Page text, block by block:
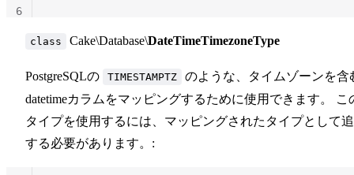
6
class Cake\Database\DateTimeTimezoneType
PostgreSQLの TIMESTAMPTZ
のような、タイムゾーンを含
datetimeカラムをマッピングするために使用できます。 こ
タイプを使用するには、マッピングされたタイプとして
する必要があります。: